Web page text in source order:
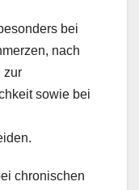
bei
nach
zur
sowie bei
chronischen